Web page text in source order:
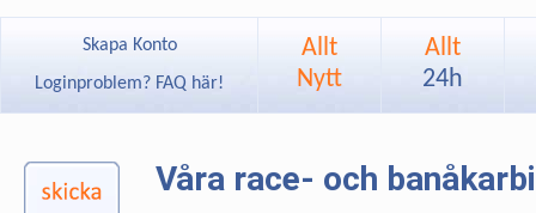
Skapa Konto
Loginproblem? FAQ här!
Allt
Nytt
Allt
24h
Våra race- och